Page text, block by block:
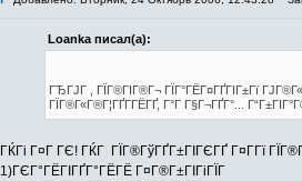
Loanka писал(а):
ГЂГЈГ , ГЇГ®ГІГ®Г¬ ГЇГ°ГЁГ¤ГҐГІГ±Гї
ГЇГ®Г«Г®Г¦ГҐГ­ГЁГҐ, Г°Г Г§Г¬ГҐГ°...
ГЌГі Г¤Г ГЄ! ГЌГ ГЇГ®ГўГҐГ±ГІГЄГҐ Г¤Г­Гї
1)ГЄГ°ГЁГІГҐГ°ГЁГЁ Г¤Г®Г±ГІГіГЇГ